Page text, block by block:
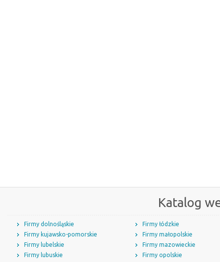
Katalog
Firmy dolnośląskie
Firmy kujawsko-pomorskie
Firmy lubelskie
Firmy lubuskie
Firmy łódzkie
Firmy małopolskie
Firmy mazowieckie
Firmy opolskie